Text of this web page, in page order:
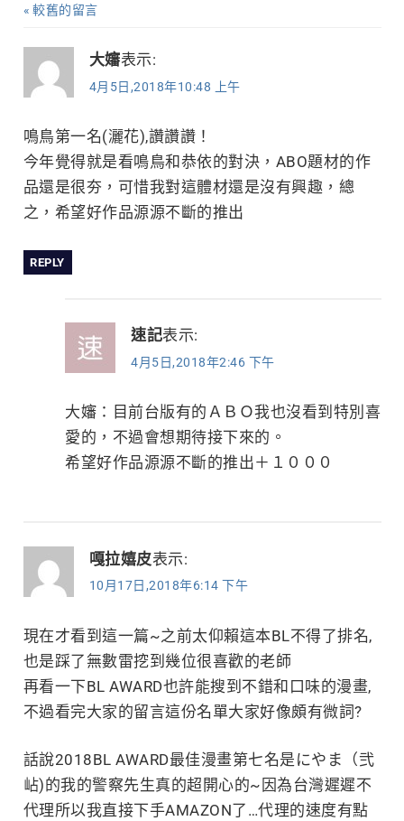
覽
留
言
導
覽
較舊的留言
大嬸表示:
4月5日,2018年10:48 上午
鳴鳥第一名(灑花),讚讚讚！
今年覺得就是看鳴鳥和恭依的對決，ABO題材的作
品還是很夯，可惜我對這體材還是沒有興趣，總
之，希望好作品源源不斷的推出
REPLY
速記表示:
4月5日,2018年2:46 下午
大嬸：目前台版有的ＡＢＯ我也沒看到特別喜
愛的，不過會想期待接下來的。
希望好作品源源不斷的推出＋１０００
嘎拉嬉皮表示:
10月17日,2018年6:14 下午
現在才看到這一篇~之前太仰賴這本BL不得了排名,
也是踩了無數雷挖到幾位很喜歡的老師
再看一下BL AWARD也許能搜到不錯和口味的漫畫,
不過看完大家的留言這份名單大家好像頗有微詞?
話說2018BL AWARD最佳漫畫第七名是にやま（弐
岾)的我的警察先生真的超開心的~因為台灣遲遲不
代理所以我直接下手AMAZON了…代理的速度有點